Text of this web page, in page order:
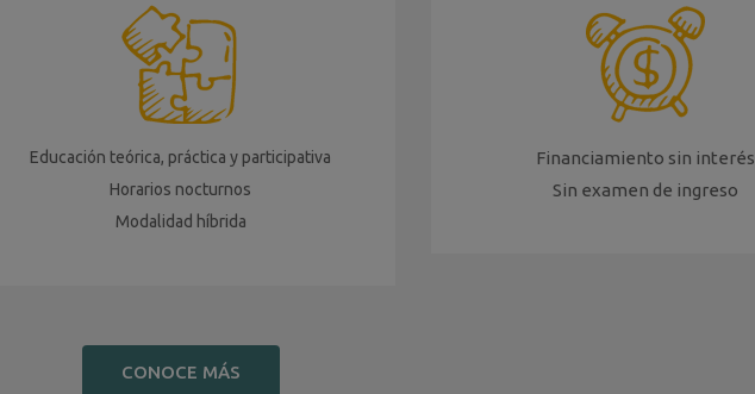
Educación teórica, práctica y participativa
Horarios nocturnos
Modalidad híbrida
Financiamiento sin interés
Sin examen de ingreso
CONOCE MÁS